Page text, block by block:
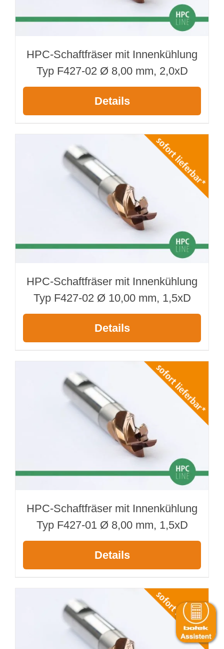
HPC-Schaftfräser mit Innenkühlung
Typ F427-02 Ø 8,00 mm, 2,0xD
Details
HPC-Schaftfräser mit Innenkühlung
Typ F427-02 Ø 10,00 mm, 1,5xD
Details
HPC-Schaftfräser mit Innenkühlung
Typ F427-01 Ø 8,00 mm, 1,5xD
Details